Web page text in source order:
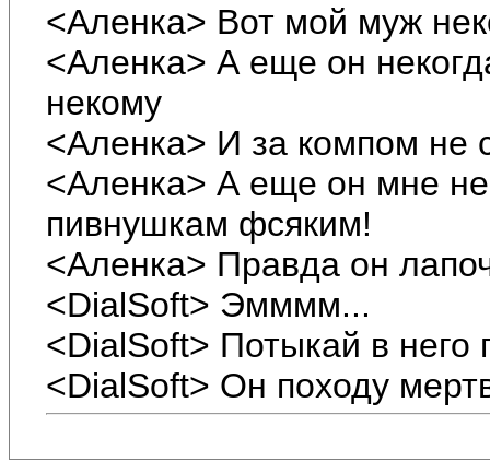
<Аленка> Вот мой муж
<Аленка> А еще он
некому
<Аленка> И за компом не
<Аленка> А еще он мне
пивнушкам фсяким!
<Аленка> Правда он
<DialSoft> Эмммм...
<DialSoft> Потыкай в него
<DialSoft> Он походу